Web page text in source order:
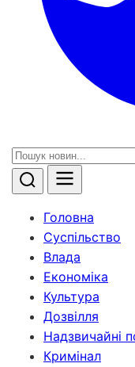
Головна
Суспільство
Влада
Економіка
Культура
Дозвілля
Надзвичайні
Кримінал